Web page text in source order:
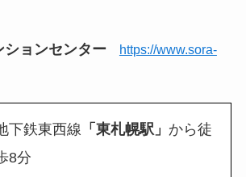
ションセンター
https://www.sora-
下鉄東西線 「東札幌駅」 から徒
8分